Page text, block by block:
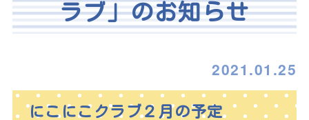
ラブ」のお知らせ
2021.01.25
にこにこクラブ２月の予定